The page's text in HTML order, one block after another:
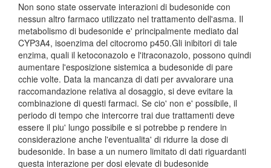
Non sono state osservate interazioni di budesonide con
nessun altro farmaco utilizzato nel trattamento dell'asma. Il
metabolismo di budesonide e' principalmente mediato dal
CYP3A4, isoenzima del citocromo p450.Gli inibitori di tale
enzima, quali il ketoconazolo e l'itraconazolo, possono quindi
aumentare l'esposizione sistemica a budesonide di pare
cchie volte. Data la mancanza di dati per avvalorare una
raccomandazione relativa al dosaggio, si deve evitare la
combinazione di questi farmaci. Se cio' non e' possibile, il
periodo di tempo che intercorre trai due trattamenti deve
essere il piu' lungo possibile e si potrebbe p rendere in
considerazione anche l'eventualita' di ridurre la dose di
budesonide. In base a un numero limitato di dati riguardanti
questa interazione per dosi elevate di budesonide